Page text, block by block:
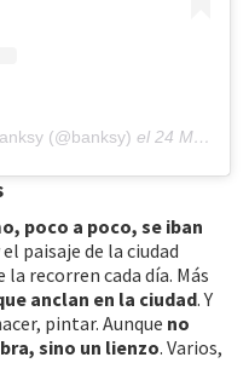
(@banksy) el 24 May, 2019 a las 5:30 PDT
poco a poco, se iban
el paisaje de la ciudad
recorren cada día. Más
anclan en la ciudad. Y
pintar. Aunque no
sino un lienzo. Varios,